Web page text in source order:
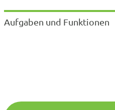
Aufgaben und Funktionen